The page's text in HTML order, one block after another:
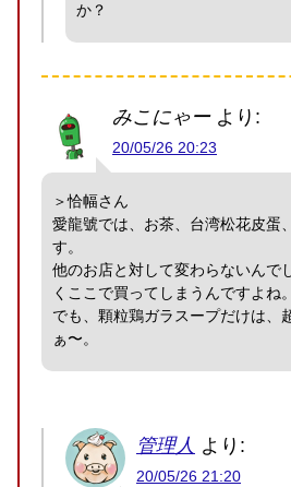
か？
みこにゃー より:
20/05/26 20:23
＞恰幅さん
愛龍號では、お茶、台湾松花皮蛋
す。
他のお店と対して変わらないんで
くここで買ってしまうんですよね。
でも、顆粒鶏ガラスープだけは、
ぁ〜。
管理人 より:
20/05/26 21:20